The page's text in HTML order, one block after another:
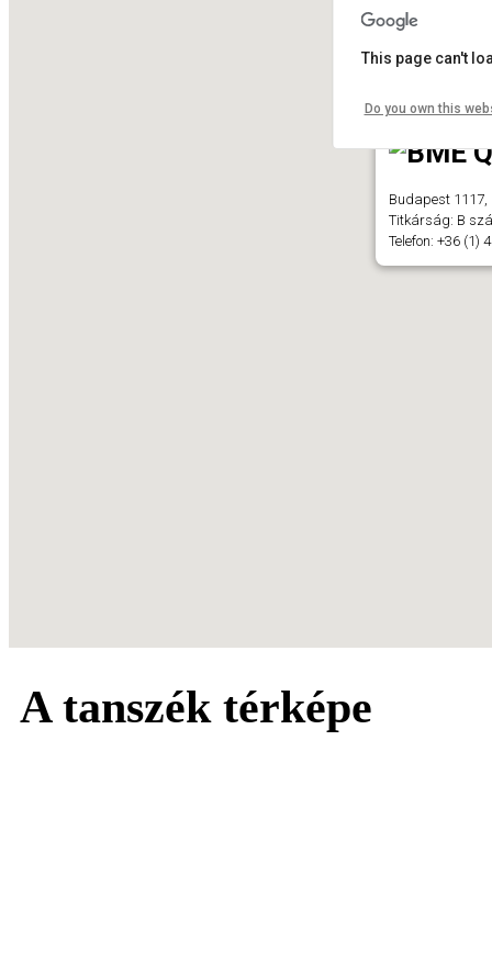
Budapest
Titkárság: B
Telefon: +36 (1)
This page can't
Do you own this
A tanszék térképe